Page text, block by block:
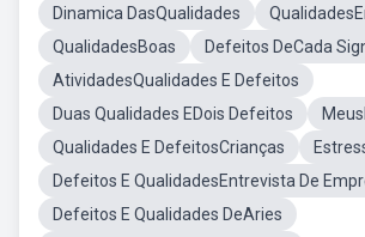
Dinamica DasQualidades
QualidadesBoas
Defeitos DeCada
AtividadesQualidades E Defeitos
Duas Qualidades EDois Defeitos
Qualidades E DefeitosCrianças
Defeitos E QualidadesEntrevista De
Defeitos E Qualidades DeAries